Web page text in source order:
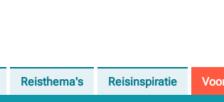
Reisthema's Reisinspiratie